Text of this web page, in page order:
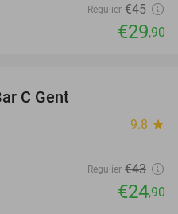
Regulier €45
€29,90
C Gent
9.8 star
Regulier €43
€24,90